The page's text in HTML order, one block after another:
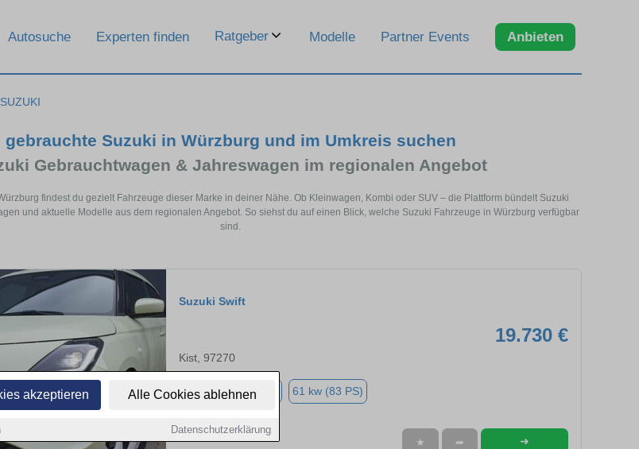
akzeptieren Alle Cookies ablehnen
Datenschutzerklärung
Autosuche Experten finden Ratgeber Modelle Partner Events Anbieten
SUZUKI
gebrauchte Suzuki in Würzburg und im Umkreis suchen
Gebrauchtwagen & Jahreswagen im regionalen Angebot
findest du gezielt Fahrzeuge dieser Marke in deiner Nähe. Ob Kleinwagen, Kombi oder SUV – die Plattform bündelt Suzuki
und aktuelle Modelle aus dem regionalen Angebot. So siehst du auf einen Blick, welche Suzuki Fahrzeuge in Würzburg verfügbar
sind.
Suzuki Swift
19.730 €
Kist, 97270
2.900 km Benzin 61 kw (83 PS)
★ ➦ ➜